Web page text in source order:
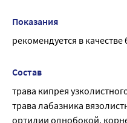
Показания
рекомендуется в
Состав
трава кипрея
трава лабазника
ортилии однобокой,